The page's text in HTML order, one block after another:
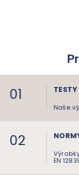
01 TESTY
Naše
02
EN